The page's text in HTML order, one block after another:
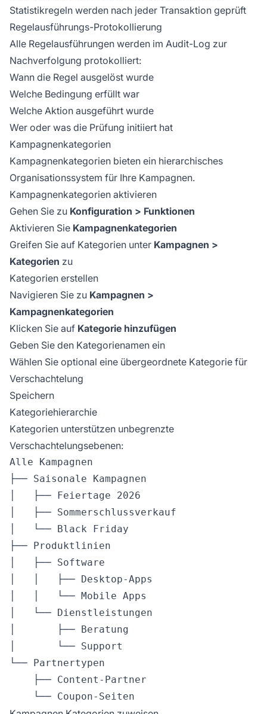
Statistikregeln werden nach jeder Transaktion geprüft
Regelausführungs-Protokollierung
Alle Regelausführungen werden im Audit-Log zur
Nachverfolgung protokolliert:
Wann die Regel ausgelöst wurde
Welche Bedingung erfüllt war
Welche Aktion ausgeführt wurde
Wer oder was die Prüfung initiiert hat
Kampagnenkategorien
Kampagnenkategorien bieten ein hierarchisches
Organisationssystem für Ihre Kampagnen.
Kampagnenkategorien aktivieren
Gehen Sie zu Konfiguration > Funktionen
Aktivieren Sie Kampagnenkategorien
Greifen Sie auf Kategorien unter Kampagnen >
Kategorien zu
Kategorien erstellen
Navigieren Sie zu Kampagnen >
Kampagnenkategorien
Klicken Sie auf Kategorie hinzufügen
Geben Sie den Kategorienamen ein
Wählen Sie optional eine übergeordnete Kategorie für
Verschachtelung
Speichern
Kategoriehierarchie
Kategorien unterstützen unbegrenzte
Verschachtelungsebenen:
Alle Kampagnen
├── Saisonale Kampagnen
│   ├── Feiertage 2026
│   ├── Sommerschlussverkauf
│   └── Black Friday
├── Produktlinien
│   ├── Software
│   │   ├── Desktop-Apps
│   │   └── Mobile Apps
│   └── Dienstleistungen
│       ├── Beratung
│       └── Support
└── Partnertypen
    ├── Content-Partner